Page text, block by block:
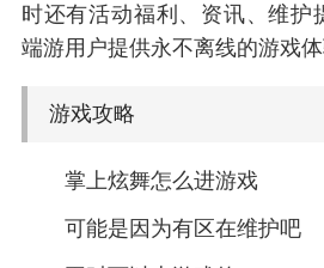
时还有活动福利、资讯、维护
端游用户提供永不离线的游戏体
游戏攻略
掌上炫舞怎么进游戏
可能是因为有区在维护吧